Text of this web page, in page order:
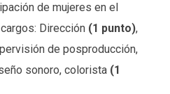
de mujeres en el
Dirección (1 punto),
de posproducción,
sonoro, colorista (1